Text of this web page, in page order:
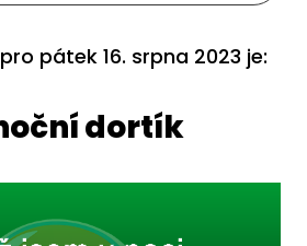
pátek 16. srpna 2023 je:
dortík